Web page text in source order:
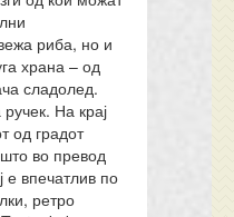
риба, но и
храна – од
сладолед.
На крај
од градот
во превод
е впечатлив по
ретро